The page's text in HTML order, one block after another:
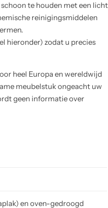
te houden met een licht
reinigingsmiddelen
hieronder) zodat u precies
heel Europa en wereldwijd
meubelstuk ongeacht uw
geen informatie over
en oven-gedroogd